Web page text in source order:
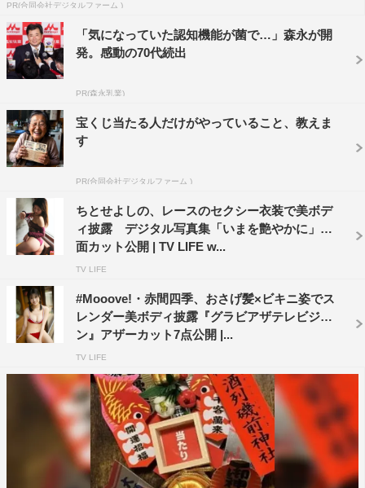
PR(合同会社デジタルファーム )
「気になっていた認知機能が菌で…」森永が開
発。感動の70代続出
PR(森永乳業)
宝くじ当たる人だけがやっていること、教えま
す
PR(合同会社デジタルファーム )
ちとせよしの、レースのセクシー衣装で美ボデ
ィ披露 デジタル写真集「いまを艶やかに」誌
面カット公開 | TV LIFE w...
TV LIFE
#Mooove!・赤間四季、おさげ髪×ビキニ姿でス
レンダー美ボディ披露『グラビアザテレビジョ
ン』アザーカット7点公開 |...
TV LIFE